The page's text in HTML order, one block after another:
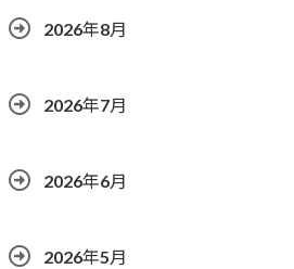
2026年8月
2026年7月
2026年6月
2026年5月